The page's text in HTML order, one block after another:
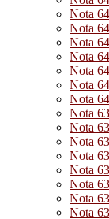
Nota
Nota
Nota
Nota
Nota
Nota
Nota
Nota
Nota
Nota
Nota
Nota
Nota
Nota
Nota